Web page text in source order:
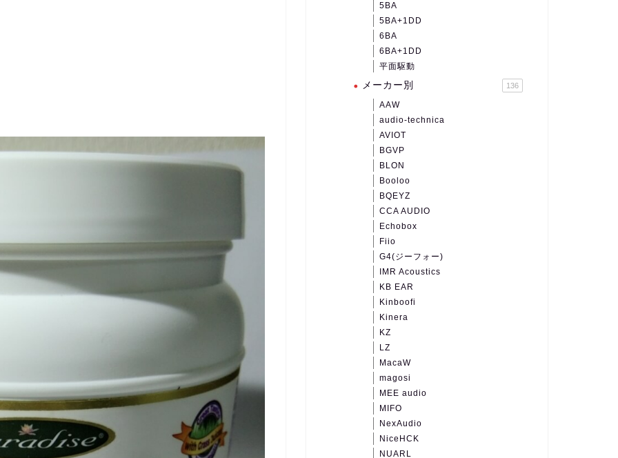
5BA
5BA+1DD
6BA
6BA+1DD
平面駆動
メーカー別 136
AAW
audio-technica
AVIOT
BGVP
BLON
Booloo
BQEYZ
CCA AUDIO
Echobox
Fiio
G4(ジーフォー)
IMR Acoustics
KB EAR
Kinboofi
Kinera
KZ
LZ
MacaW
magosi
MEE audio
MIFO
NexAudio
NiceHCK
NUARL